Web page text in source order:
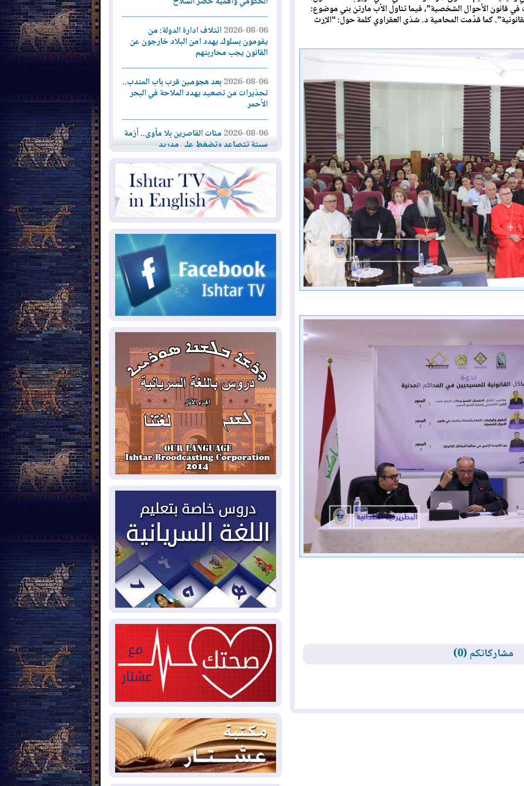
في قانون الأحوال الشخصية”، فيما تناول الأب مارتن بني موضوع:
كما قدّمت المحامية د. شذى العقراوي كلمة حول: “الإرث
مشاركاتكم (0)
2026-08-06ائتلاف ادارة الدولة: من
يقومون بسلوك يهدد امن البلاد خارجون عن
القانون يجب محاربتهم
2026-08-06بعد هجومين قرب باب المندب..
تحذيرات من تصعيد يهدد الملاحة في البحر
الأحمر
2026-08-06مئات القاصرين بلا مأوى.. أزمة
سبتة تتصاعد وتضغط على مدريد
2026-08-05
لمدة عام.. بدء توريد 100
مليون قدم مكعب يومياً من غاز كورمور في
إقليم كوردستان إلى وزارة الكهرباء العراقية
ملامح أخطر التحديات التي تواجه العراق
2026-08-05
حرائق فرنسا.. توقيف 402
شخص بينهم 156 قاصرا منذ بداية موسم
الحرائق
2026-08-04سومو: إنتاج النفط في إقليم
كوردستان انخفض إلى أقل من 10%
2026-08-04ملفات حقبة الكاظمي تعود إلى
الواجهة.. أنباء عن مراجعات قضائية
وتحقيقات أوسع في قضايا فساد
2026-08-04
بيترو يشكو تزوير الانتخابات
الرئاسية ويحذر من "حرب أهلية" في
كولومبيا
2026-08-03رئيس إقليم كوردستان في
2026-08-03العراق يؤكد مجدداً التزامه
بمنع الهجمات على الدول المجاورة
2026-08-03العجز والاقتراض يطوقان
المالية العراقية.. اقتراض يتجاوز 3 تريليونات
دينار!
2026-08-03كوبا تغرق في الظلام مجددا
2026-08-03
أوامر بإجلاء 60 ألف شخص
بسبب الحرائق في ولاية واشنطن
2026-08-02
مشروع "حسابي" يُمهل
الموظفين حتى نهاية أغسطس لاستلام
بطاقاتهم المصرفية
2026-08-02دمشق وعمّان تحذران بغداد:
أي هجوم من أراضي العراق سيواجه برد
2026-08-02ترامب: الولايات المتحدة